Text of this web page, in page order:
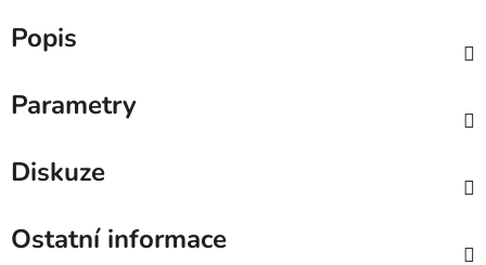
Popis
Parametry
Diskuze
Ostatní informace